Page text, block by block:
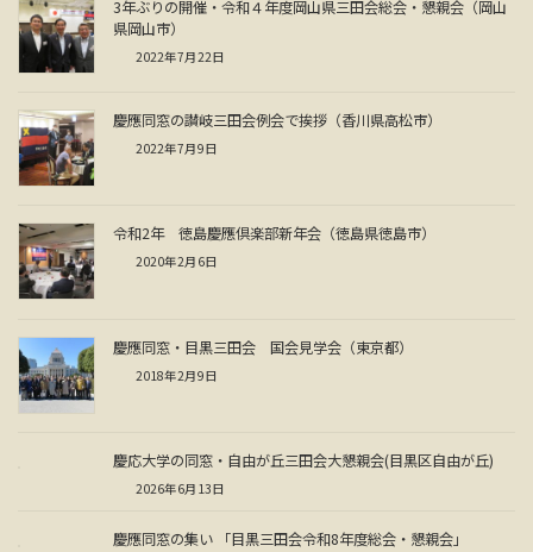
3年ぶりの開催・令和４年度岡山県三田会総会・懇親会（岡山
県岡山市）
2022年7月22日
慶應同窓の讃岐三田会例会で挨拶（香川県高松市）
2022年7月9日
令和2年 徳島慶應倶楽部新年会（徳島県徳島市）
2020年2月6日
慶應同窓・目黒三田会 国会見学会（東京都）
2018年2月9日
慶応大学の同窓・自由が丘三田会大懇親会(目黒区自由が丘)
2026年6月13日
慶應同窓の集い 「目黒三田会令和8年度総会・懇親会」